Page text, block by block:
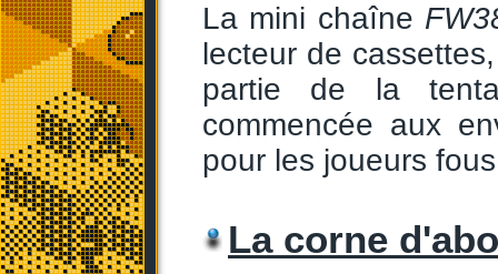
La mini chaîne
lecteur de
partie de la
commencée aux
pour les joueurs
La corne